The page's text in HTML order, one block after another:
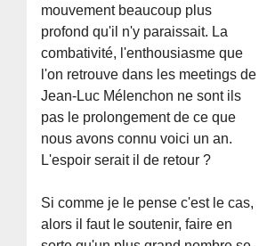
mouvement beaucoup plus
profond qu'il n'y paraissait. La
combativité, l'enthousiasme que
l'on retrouve dans les meetings de
Jean-Luc Mélenchon ne sont ils
pas le prolongement de ce que
nous avons connu voici un an.
L'espoir serait il de retour ?
Si comme je le pense c'est le cas,
alors il faut le soutenir, faire en